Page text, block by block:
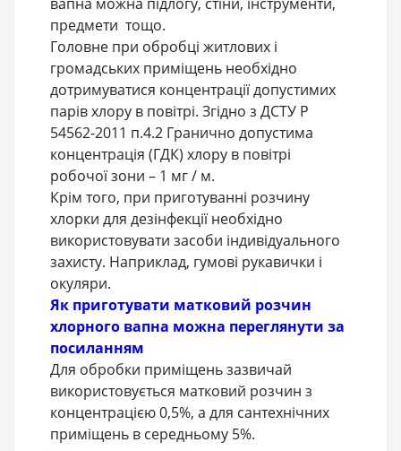
вапна можна підлогу, стіни, інструменти,
предмети тощо.
Головне при обробці житлових і
громадських приміщень необхідно
дотримуватися концентрації допустимих
парів хлору в повітрі. Згідно з ДСТУ Р
54562-2011 п.4.2 Гранично допустима
концентрація (ГДК) хлору в повітрі
робочої зони – 1 мг / м.
Крім того, при приготуванні розчину
хлорки для дезінфекції необхідно
використовувати засоби індивідуального
захисту. Наприклад, гумові рукавички і
окуляри.
Як приготувати матковий розчин
хлорного вапна можна переглянути за
посиланням
Для обробки приміщень зазвичай
використовується матковий розчин з
концентрацією 0,5%, а для сантехнічних
приміщень в середньому 5%.